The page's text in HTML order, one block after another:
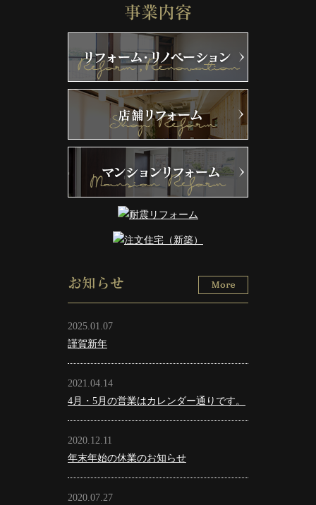
事業内容
お知らせ
2025.01.07
謹賀新年
2021.04.14
4月・5月の営業はカレンダー通りです。
2020.12.11
年末年始の休業のお知らせ
2020.07.27